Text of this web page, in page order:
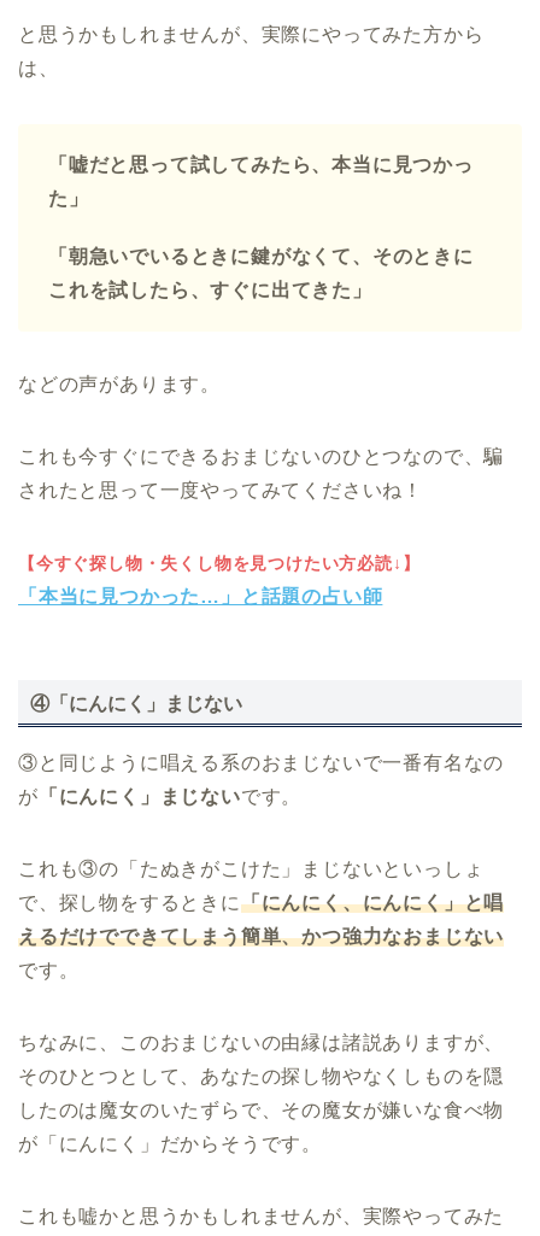
と思うかもしれませんが、実際にやってみた方から
は、
「嘘だと思って試してみたら、本当に見つかっ
た」
「朝急いでいるときに鍵がなくて、そのときに
これを試したら、すぐに出てきた」
などの声があります。
これも今すぐにできるおまじないのひとつなので、騙
されたと思って一度やってみてくださいね！
【今すぐ探し物・失くし物を見つけたい方必読↓】
「本当に見つかった…」と話題の占い師
④ 「にんにく」まじない
③と同じように唱える系のおまじないで一番有名なの
が 「にんにく」まじないです。
これも③の「たぬきがこけた」まじないといっしょ
で、探し物をするときに「にんにく、にんにく」と唱
えるだけでできてしまう簡単、かつ強力なおまじない
です。
ちなみに、このおまじないの由縁は諸説ありますが、
そのひとつとして、あなたの探し物やなくしものを隠
したのは魔女のいたずらで、その魔女が嫌いな食べ物
が「にんにく」だからそうです。
これも嘘かと思うかもしれませんが、実際やってみた